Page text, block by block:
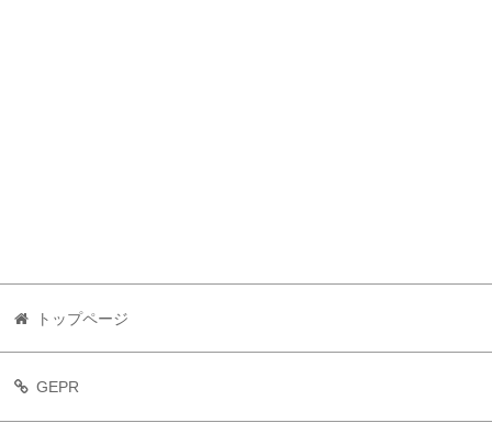
トップページ
GEPR